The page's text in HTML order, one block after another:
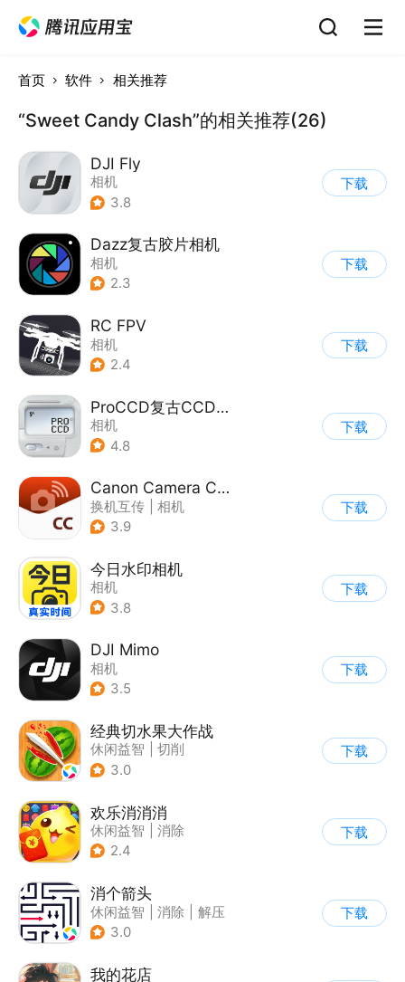
首页 软件 相关推荐
“Sweet Candy Clash”的相关推荐(26)
DJI Fly
相机
3.8
下载
Dazz复古胶片相机
相机
2.3
下载
RC FPV
相机
2.4
下载
ProCCD复古CCD相机
相机
4.8
下载
Canon Camera Connect
换机互传
相机
3.9
下载
今日水印相机
相机
3.8
下载
DJI Mimo
相机
3.5
下载
经典切水果大作战
休闲益智
切削
3.0
下载
欢乐消消消
休闲益智
消除
| 积分网赚
2.4
下载
消个箭头
休闲益智 消除
解压
| 清新
3.0
下载
我的花店